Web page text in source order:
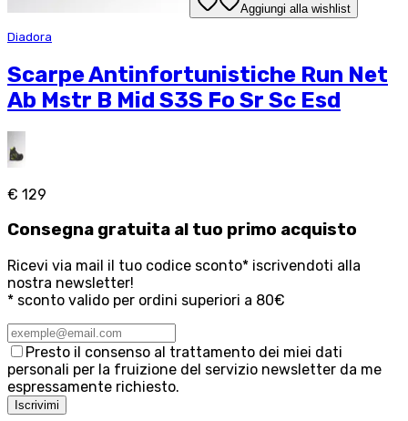
Aggiungi alla wishlist
Diadora
Scarpe Antinfortunistiche Run Net
Ab Mstr B Mid S3S Fo Sr Sc Esd
€ 129
Consegna gratuita al tuo primo acquisto
Ricevi via mail il tuo codice sconto* iscrivendoti alla
nostra newsletter!
* sconto valido per ordini superiori a 80€
Presto il consenso al trattamento dei miei dati
personali per la fruizione del servizio newsletter da me
espressamente richiesto.
Iscrivimi